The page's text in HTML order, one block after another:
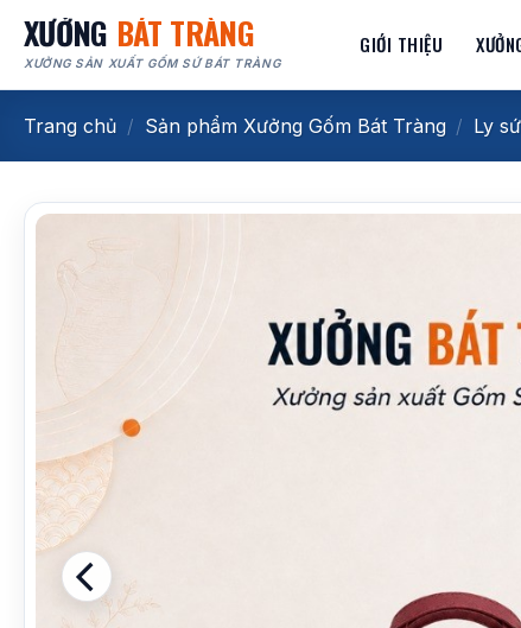
quaXƯỞNG BÁT TRÀNG
XƯỞNG SẢN XUẤT GỐM SỨ BÁT TRÀNG
GIỚI THIỆU
Trang chủ / Sản phẩm Xưởng Gốm Bát Tràng / Ly